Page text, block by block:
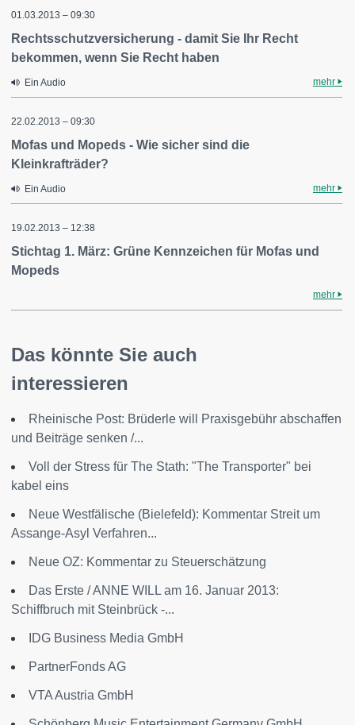
01.03.2013 – 09:30
Rechtsschutzversicherung - damit Sie Ihr Recht
bekommen, wenn Sie Recht haben
Ein Audio mehr
22.02.2013 – 09:30
Mofas und Mopeds - Wie sicher sind die
Kleinkrafträder?
Ein Audio mehr
19.02.2013 – 12:38
Stichtag 1. März: Grüne Kennzeichen für Mofas und
Mopeds
mehr
Das könnte Sie auch
interessieren
Rheinische Post: Brüderle will Praxisgebühr abschaffen
und Beiträge senken /...
Voll der Stress für The Stath: "The Transporter" bei
kabel eins
Neue Westfälische (Bielefeld): Kommentar Streit um
Assange-Asyl Verfahren...
Neue OZ: Kommentar zu Steuerschätzung
Das Erste / ANNE WILL am 16. Januar 2013:
Schiffbruch mit Steinbrück -...
IDG Business Media GmbH
PartnerFonds AG
VTA Austria GmbH